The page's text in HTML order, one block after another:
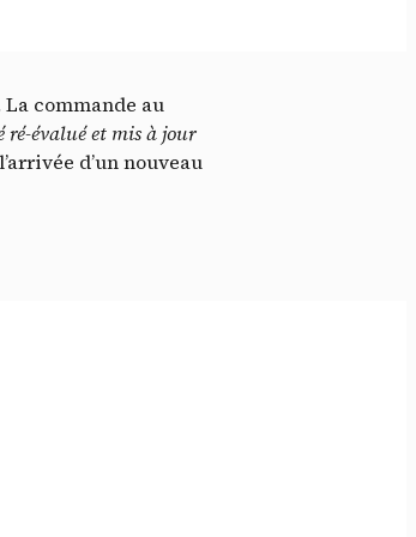
commande au
évalué et mis à jour
d’un nouveau